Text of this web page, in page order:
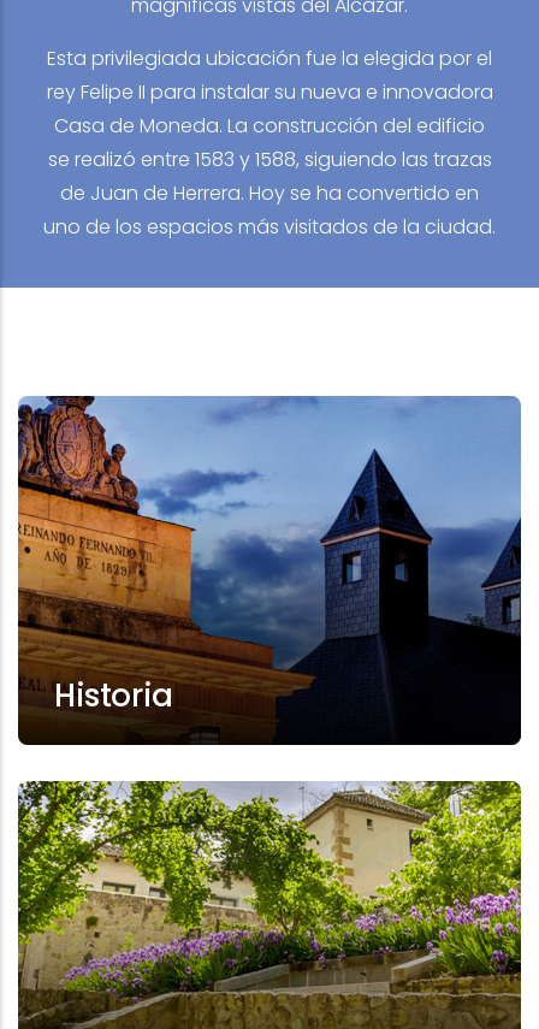
Esta privilegiada ubicación fue la elegida por el
rey Felipe II para instalar su nueva e innovadora
Casa de Moneda. La construcción del edificio
se realizó entre 1583 y 1588, siguiendo las trazas
de Juan de Herrera. Hoy se ha convertido en
uno de los espacios más visitados de la ciudad.
Historia